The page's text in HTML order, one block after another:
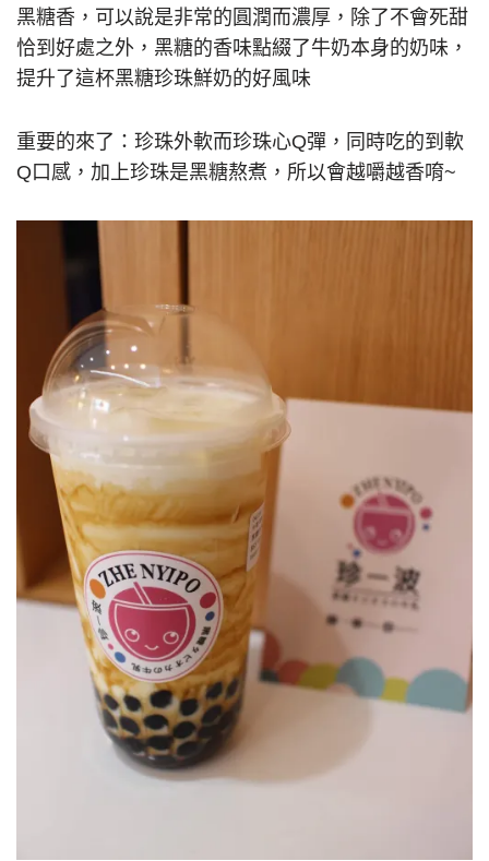
黑糖香，可以說是非常的圓潤而濃厚，除了不會死甜
恰到好處之外，黑糖的香味點綴了牛奶本身的奶味，
提升了這杯黑糖珍珠鮮奶的好風味
重要的來了：珍珠外軟而珍珠心Q彈，同時吃的到軟
Q 口感，加上珍珠是黑糖熬煮，所以會越嚼越香唷~